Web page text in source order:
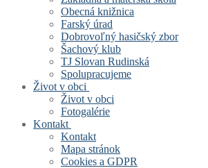
Obecná knižnica
Farský úrad
Dobrovoľný hasičský zbor
Šachový klub
TJ Slovan Rudinská
Spolupracujeme
Život v obci
Život v obci
Fotogalérie
Kontakt
Kontakt
Mapa stránok
Cookies a GDPR